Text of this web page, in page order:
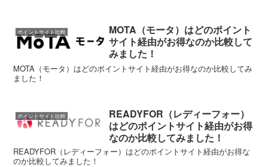
ポイントサイト比較
MOTA（モータ）はどのポイント
サイト経由がお得なのか比較して
みました！
MOTA（モータ）はどのポイントサイト経由がお得なのか比較してみ
ました！
ポイントサイト比較
READYFOR（レディーフォー）
はどのポイントサイト経由がお得
なのか比較してみました！
READYFOR（レディーフォー）はどのポイントサイト経由がお得な
のか比較してみました！